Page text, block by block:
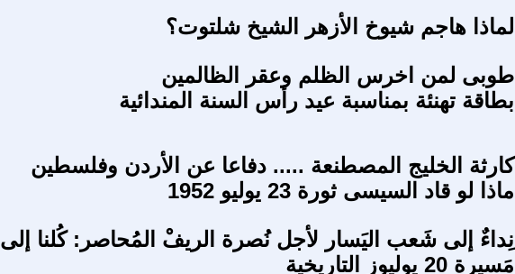
لماذا هاجم شيوخ الأزهر الشيخ شلتوت؟
طوبى لمن اخرس الظلم وعقر الظالمين
بطاقة تهنئة بمناسبة عيد رأس السنة المندائية
كارثة الخليج المصطنعة ..... دفاعا عن الأردن وفلسطين
ماذا لو قاد السيسى ثورة 23 يوليو 1952
نِداءٌ إلى شَعب اليَسار لأجل نُصرة الريفْ المُحاصر: كُلنا إلى
مَسيرة 20 يوليوز التاريخية